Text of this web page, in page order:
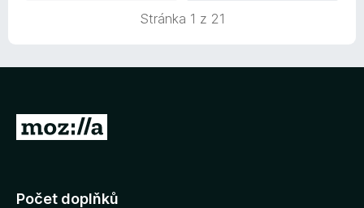
z
5
Stránka 1 z 21
P
j
Počet doplňků